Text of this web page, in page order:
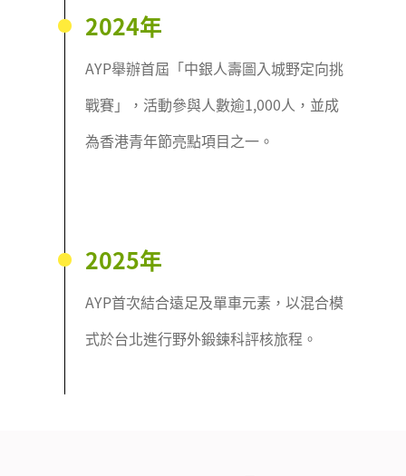
2024年
AYP舉辦首屆「中銀人壽圖入城野定向挑
戰賽」，活動參與人數逾1,000人，並成
為香港青年節亮點項目之一。
2025年
AYP首次結合遠足及單車元素，以混合模
式於台北進行野外鍛鍊科評核旅程。